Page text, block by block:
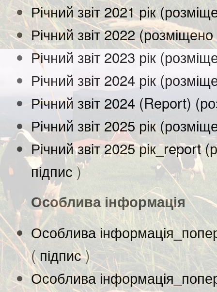
Річний звіт 2021 рік
Річний звіт 2022
Річний звіт 2023 рік
Річний звіт 2024 рік
Річний звіт 2024 (Report)
Річний звіт 2025 рік
Річний звіт 2025
підпис )
Особлива інформація
Особлива
(підпис)
Особлива